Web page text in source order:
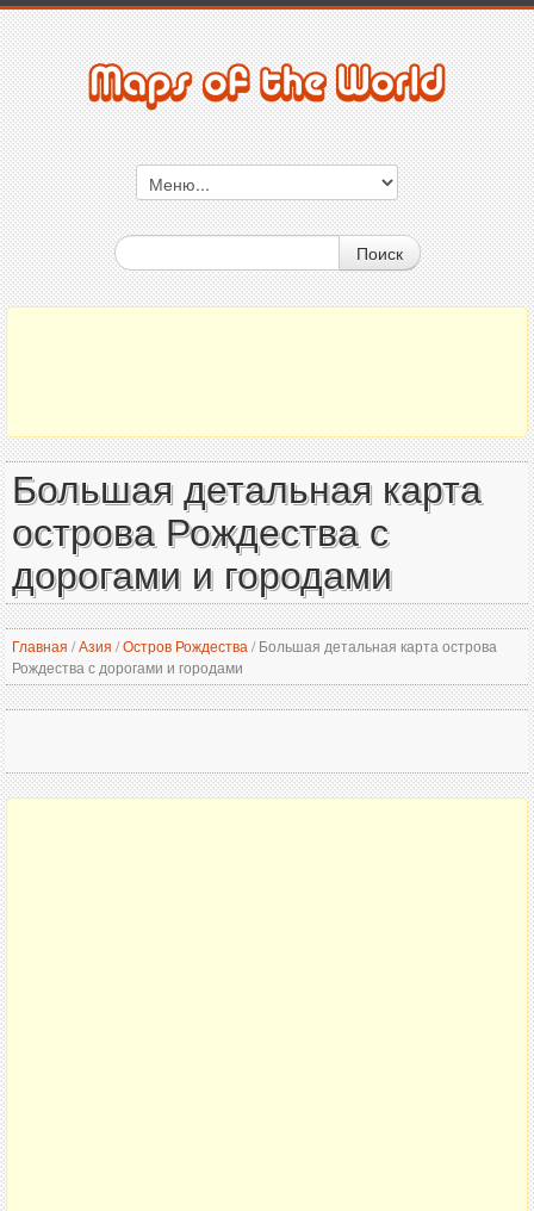
Поиск
Большая детальная карта
острова Рождества с
дорогами и городами
Главная /Азия /Остров Рождества /Большая детальная карта острова
Рождества с дорогами и городами